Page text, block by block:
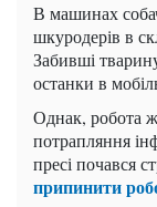
В машинах
шкуродерів в
Забивші
останки в
Однак, робота
потрапляння
пресі почався
припинити